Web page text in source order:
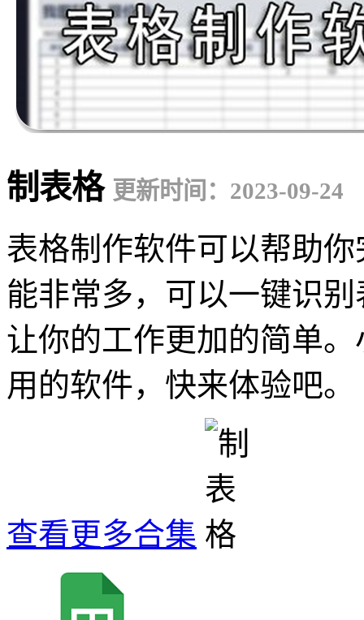
制表格 更新时间：2023-09-24
表格制作软件可以帮助
能非常多，可以一键识
让你的工作更加的简单
用的软件，快来体验吧。
查看更多合集